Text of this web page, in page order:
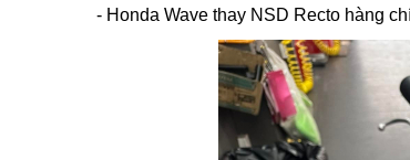
- Honda Wave thay NSD Recto hàng